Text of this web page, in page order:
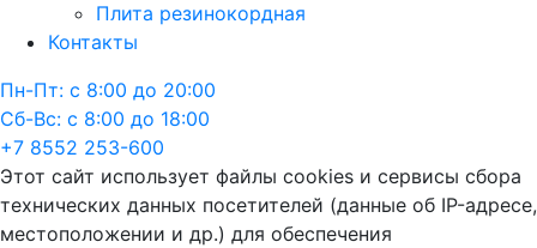
Плита резинокордная
Контакты
Пн-Пт: с 8:00 до 20:00
Сб-Вс: с 8:00 до 18:00
+7 8552 253-600
Этот сайт использует файлы cookies и сервисы сбора
технических данных посетителей (данные об IP-адресе,
местоположении и др.) для обеспечения